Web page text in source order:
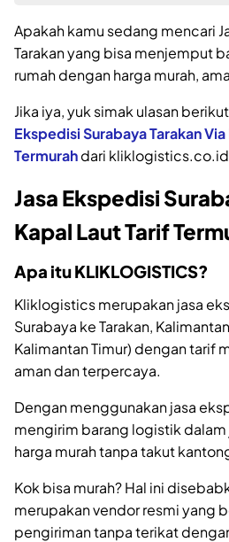
Apakah kamu sedang mencari
Tarakan yang bisa menjemput
rumah dengan harga murah,
Jika iya, yuk simak ulasan
Ekspedisi Surabaya Tarakan
Termurahdari
Jasa Ekspedisi
Kapal Laut Tarif
Apa itu KLIKLOGISTICS?
Kliklogistics merupakan jasa
Surabaya ke Tarakan,
Kalimantan Timur) dengan tarif
aman dan terpercaya.
Dengan menggunakan jasa
mengirim barang logistik
harga murah tanpa takut
Kok bisa murah? Hal ini
merupakan vendor resmi yang
pengiriman tanpa terikat